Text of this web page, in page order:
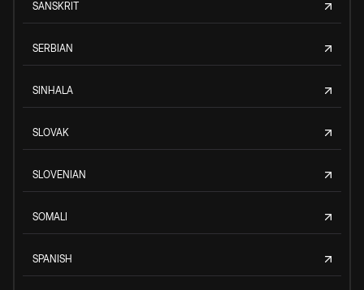
SANSKRIT
SERBIAN
SINHALA
SLOVAK
SLOVENIAN
SOMALI
SPANISH